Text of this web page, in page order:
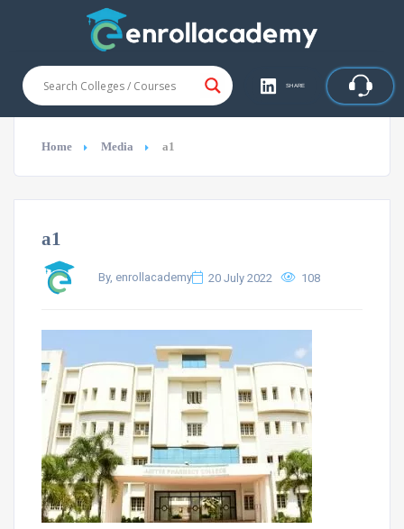
SHARE
Home Media a1
a1
By, enrollacademy 20 July 2022 108